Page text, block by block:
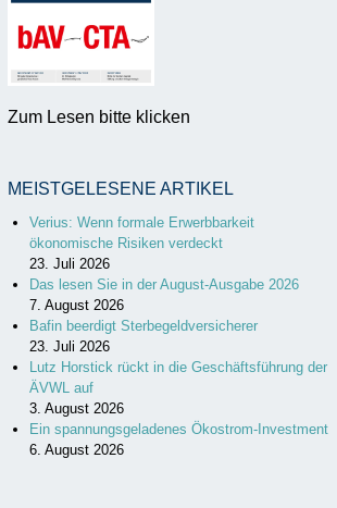
Zum Lesen bitte klicken
MEISTGELESENE ARTIKEL
Verius: Wenn formale Erwerbbarkeit
ökonomische Risiken verdeckt
23. Juli 2026
Das lesen Sie in der August-Ausgabe 2026
7. August 2026
Bafin beerdigt Sterbegeldversicherer
23. Juli 2026
Lutz Horstick rückt in die Geschäftsführung der
ÄVWL auf
3. August 2026
Ein spannungsgeladenes Ökostrom-Investment
6. August 2026